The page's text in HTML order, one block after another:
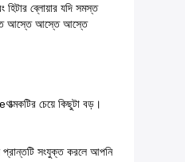
হিটার ব্লোয়ার যদি সমস্ত
আস্তে আস্তে আস্তে
চেয়ে কিছুটা বড়।
প্রান্তটি সংযুক্ত করলে আপনি